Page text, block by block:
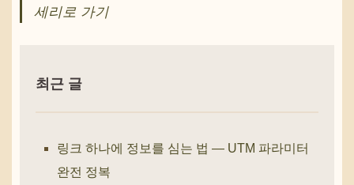
세리로 가기
최근 글
링크 하나에 정보를 심는 법 — UTM 파라미터
완전 정복